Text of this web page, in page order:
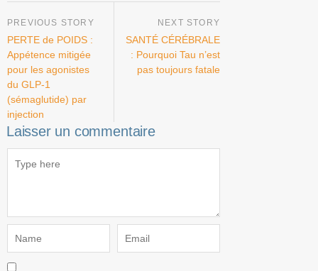
PERTE de POIDS :
Appétence mitigée
pour les agonistes
du GLP-1
(sémaglutide) par
injection
SANTÉ CÉRÉBRALE
: Pourquoi Tau n’est
pas toujours fatale
Laisser un commentaire